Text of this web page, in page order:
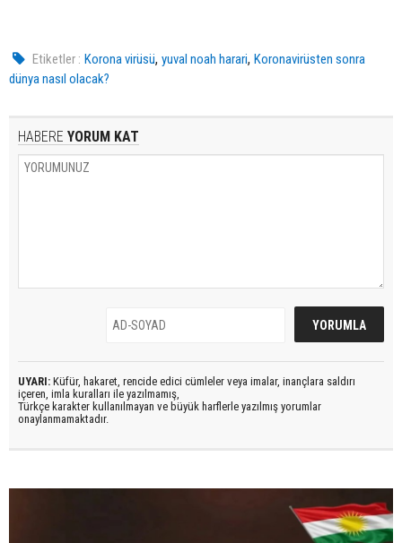
Etiketler : Korona virüsü,yuval noah harari,Koronavirüsten sonra
dünya nasıl olacak?
HABERE YORUM KAT
UYARI: Küfür, hakaret, rencide edici cümleler veya imalar, inançlara saldırı
içeren, imla kuralları ile yazılmamış,
Türkçe karakter kullanılmayan ve büyük harflerle yazılmış yorumlar
onaylanmamaktadır.